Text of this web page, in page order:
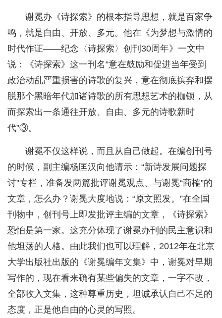
谢冕办《诗探索》的根本指导思想，就是百家争
鸣，就是自由、开放、多元。他在《为梦想与激情的
时代作证——纪念〈诗探索〉创刊30周年》一文中
说：《诗探索》这一刊名“意在鼓励和促进当年受到
政治动乱严重损害的诗歌的复兴，意在彻底摈弃和摆
脱那个黑暗年代加诸诗歌的所有思想艺术的枷锁，从
而探索出一条通往开放、自由、多元的诗歌新时
代”③。
谢冕不仅这样说，而且从自己做起。在编创刊号
的时候，副主编杨匡汉向他请示：“新诗发展问题探
讨”专栏，准备发两篇批评谢冕观点、与谢冕“商榷”的
文章，怎么办？谢冕大度地说：“原文照发。”在全国
刊物中，创刊号上即发批评主编的文章，《诗探索》
恐怕是第一家。这充分体现了谢冕办刊的民主意识和
他坦荡的人格。由此我们也可以理解，2012年在北京
大学出版社出版的《谢冕编年文集》中，谢冕对早期
写作的，现在看来确有某些偏失的文章，一字不改，
全部收入文集，这种尊重历史，坦诚承认自己不足的
态度，正是他自由的心灵的写照。